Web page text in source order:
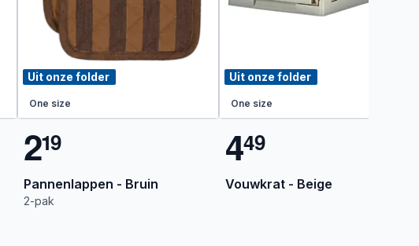
Uit onze folder
One size
219
Pannenlappen - Bruin
2-pak
Uit onze folder
One size
449
Vouwkrat - Beige